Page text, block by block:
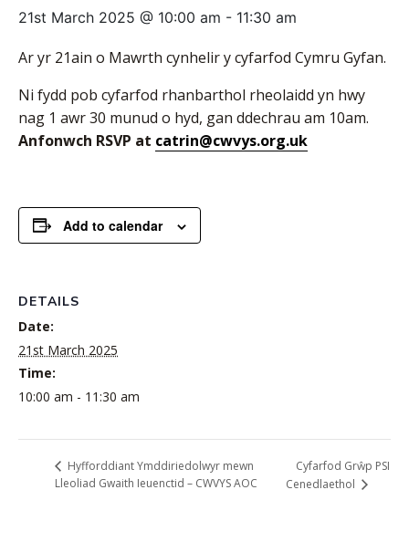
21st March 2025 @ 10:00 am - 11:30 am
Ar yr 21ain o Mawrth cynhelir y cyfarfod Cymru Gyfan.
Ni fydd pob cyfarfod rhanbarthol rheolaidd yn hwy
nag 1 awr 30 munud o hyd, gan ddechrau am 10am.
Anfonwch RSVP at catrin@cwvys.org.uk
Add to calendar
DETAILS
Date:
21st March 2025
Time:
10:00 am - 11:30 am
Hyfforddiant Ymddiriedolwyr mewn
Lleoliad Gwaith Ieuenctid – CWVYS AOC
Cyfarfod Grŵp PSI
Cenedlaethol